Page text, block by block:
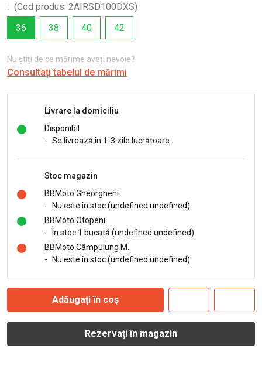
: (Cod produs: 2AIRSD100DXS)
36
38 40 42
Nu știți de ce mărime aveți nevoie?
Consultați tabelul de mărimi
Livrare la domiciliu
Disponibil
- Se livrează în 1-3 zile lucrătoare.
Stoc magazin
BBMoto Gheorgheni
-
Nu este în stoc (undefined undefined)
BBMoto Otopeni
-
În stoc 1 bucată (undefined undefined)
BBMoto Câmpulung M.
-
Nu este în stoc (undefined undefined)
Adăugați în coș
Rezervați în magazin